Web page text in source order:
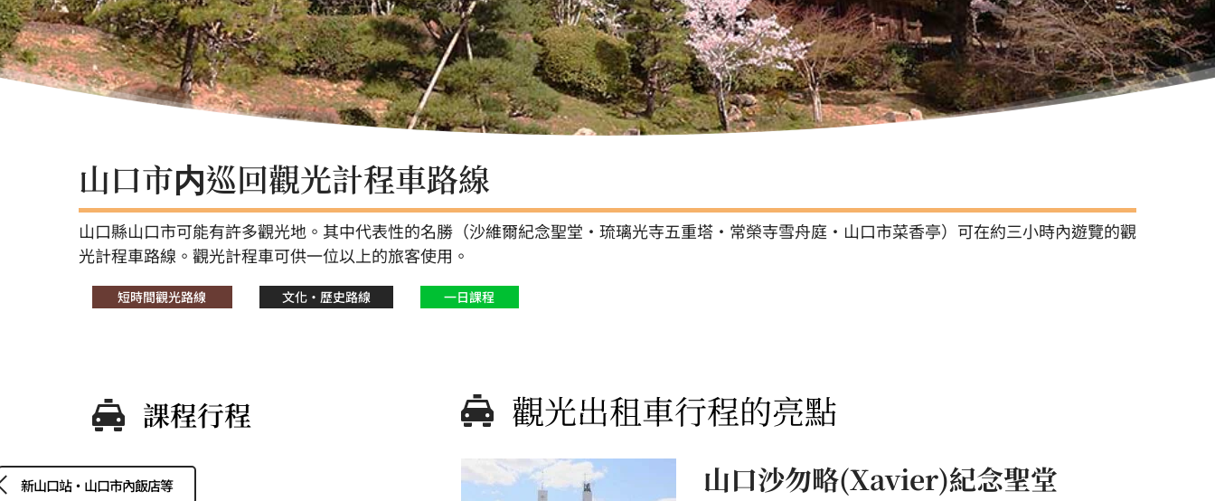
山口市内巡回觀光計程車路線
山口縣山口市可能有許多觀光地。其中代表性的名勝（沙維爾紀念聖堂・琉璃光寺五重塔・常榮寺雪舟庭・山口市菜香亭）可在約三小時內遊覽的觀
光計程車路線。觀光計程車可供一位以上的旅客使用。
短時間觀光路線 文化・歷史路線 一日課程
課程行程
新山口站・山口市內飯店等
觀光出租車行程的亮點
山口沙勿略(Xavier)紀念聖堂